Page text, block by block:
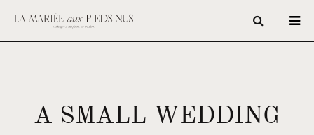
A SMALL WEDDING